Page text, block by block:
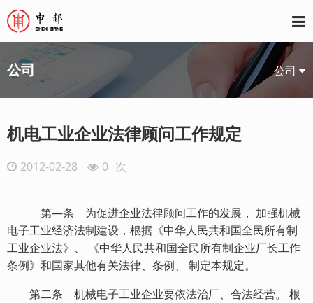
公司 公司
机电工业企业法律顾问工作规定
2012-02-28 0 次
第—条 为促进企业法律顾问工作的发展， 加强机械
电子工业经济法制建设，根据《中华人民共和国全民所有制
工业企业法》、 《中华人民共和国全民所有制企业厂长工作
条例》和国家其他有关法律、条例、 制定本规定。
第二条 机械电子工业企业要依法治厂、合法经营。 根